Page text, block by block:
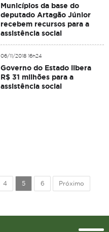
Municípios da base do
deputado Artagão Júnior
recebem recursos para a
assistência social
06/11/2018 16h24
Governo do Estado libera
R$ 31 milhões para a
assistência social
4 5 6 Próximo